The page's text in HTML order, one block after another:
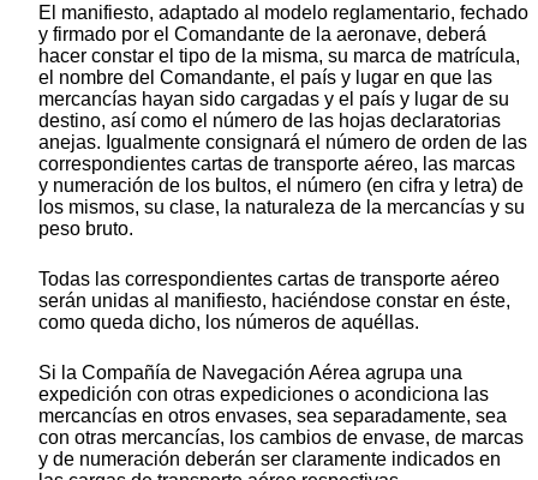
El manifiesto, adaptado al modelo reglamentario, fechado
y firmado por el Comandante de la aeronave, deberá
hacer constar el tipo de la misma, su marca de matrícula,
el nombre del Comandante, el país y lugar en que las
mercancías hayan sido cargadas y el país y lugar de su
destino, así como el número de las hojas declaratorias
anejas. Igualmente consignará el número de orden de las
correspondientes cartas de transporte aéreo, las marcas
y numeración de los bultos, el número (en cifra y letra) de
los mismos, su clase, la naturaleza de la mercancías y su
peso bruto.
Todas las correspondientes cartas de transporte aéreo
serán unidas al manifiesto, haciéndose constar en éste,
como queda dicho, los números de aquéllas.
Si la Compañía de Navegación Aérea agrupa una
expedición con otras expediciones o acondiciona las
mercancías en otros envases, sea separadamente, sea
con otras mercancías, los cambios de envase, de marcas
y de numeración deberán ser claramente indicados en